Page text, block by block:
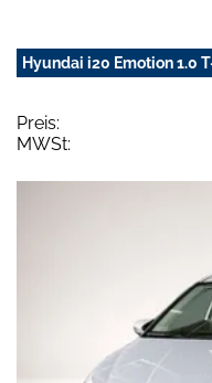
Hyundai i20 Emotion 1.0
Preis:
MWSt: